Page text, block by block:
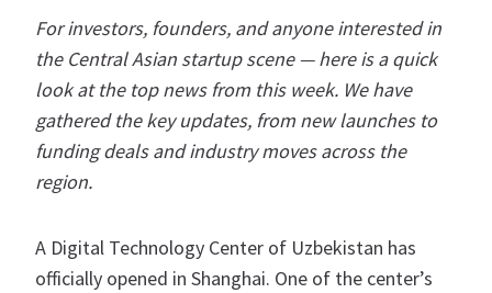
For investors, founders, and anyone interested in
the Central Asian startup scene — here is a quick
look at the top news from this week. We have
gathered the key updates, from new launches to
funding deals and industry moves across the
region.
A Digital Technology Center of Uzbekistan has
officially opened in Shanghai. One of the center’s